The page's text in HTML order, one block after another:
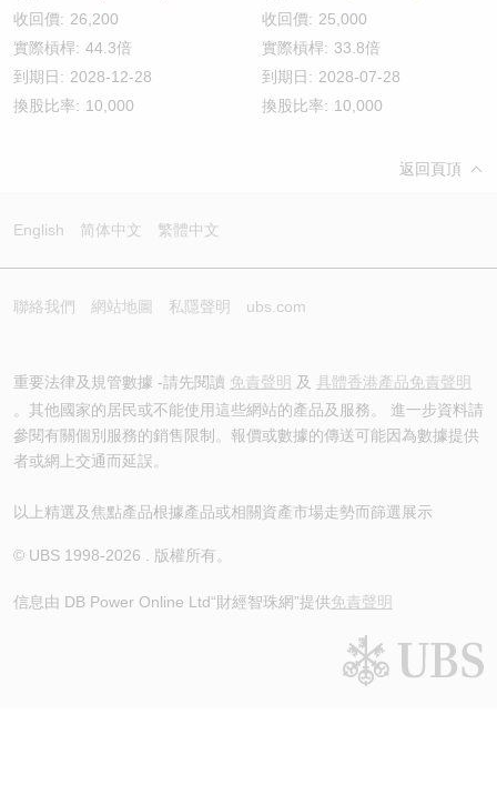
收回價: 26,200
實際槓桿: 44.3倍
到期日: 2028-12-28
換股比率: 10,000
收回價: 25,000
實際槓桿: 33.8倍
到期日: 2028-07-28
換股比率: 10,000
返回頁頂
English 简体中文 繁體中文
聯絡我們 網站地圖 私隱聲明 ubs.com
重要法律及規管數據 -請先閱讀 免責聲明 及 具體香港產品免責聲明
。其他國家的居民或不能使用這些網站的產品及服務。 進一步資料請
參閱有關個別服務的銷售限制。報價或數據的傳送可能因為數據提供
者或網上交通而延誤。
以上精選及焦點產品根據產品或相關資產市場走勢而篩選展示
© UBS 1998-2026 . 版權所有。
信息由 DB Power Online Ltd“財經智珠網”提供免責聲明